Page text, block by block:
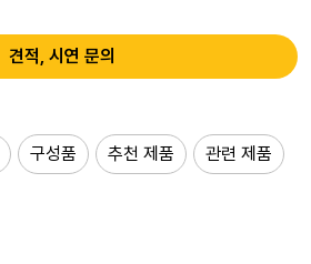
견적, 시연 문의
구성품 추천 제품 관련 제품